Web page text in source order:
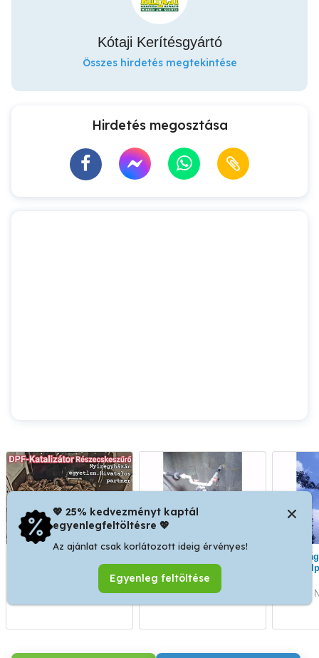
Kótaji Kerítésgyártó
Összes hirdetés megtekintése
Hirdetés megosztása
Katalizátor Felvásárlás
Nyíregyháza
kompresszorozás.
Nyíregyháza
💖 25% kedvezményt kaptál
egyenlegfeltöltésre 💖
Az ajánlat csak korlátozott ideig érvényes!
Egyenleg feltöltése